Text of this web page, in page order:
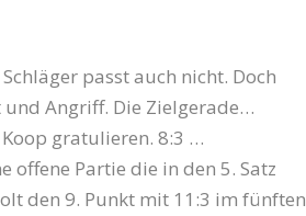
passt auch nicht. Doch
Angriff. Die Zielgerade…
gratulieren. 8:3 …
offene Partie die in den 5. Satz
den 9. Punkt mit 11:3 im fünften